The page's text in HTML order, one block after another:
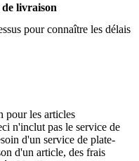
livraison
pour connaître les délais
pour les articles
n'inclut pas le service de
d'un service de plate-
d'un article, des frais